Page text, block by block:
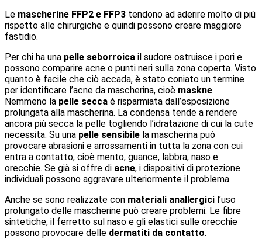
Le mascherine FFP2 e FFP3 tendono ad aderire molto di più
rispetto alle chirurgiche e quindi possono creare maggiore
fastidio.
Per chi ha una pelle seborroica il sudore ostruisce i pori e
possono comparire acne o punti neri sulla zona coperta. Visto
quanto è facile che ciò accada, è stato coniato un termine
per identificare l’acne da mascherina, cioè maskne.
Nemmeno la pelle secca è risparmiata dall’esposizione
prolungata alla mascherina. La condensa tende a rendere
ancora più secca la pelle togliendo l’idratazione di cui la cute
necessita. Su una pelle sensibile la mascherina può
provocare abrasioni e arrossamenti in tutta la zona con cui
entra a contatto, cioè mento, guance, labbra, naso e
orecchie. Se già si offre di acne, i dispositivi di protezione
individuali possono aggravare ulteriormente il problema.
Anche se sono realizzate con materiali anallergici l’uso
prolungato delle mascherine può creare problemi. Le fibre
sintetiche, il ferretto sul naso e gli elastici sulle orecchie
possono provocare delle dermatiti da contatto.